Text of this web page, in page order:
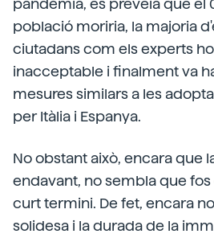
pandèmia, es preveia que el
població moriria, la majoria
ciutadans com els experts
inacceptable i finalment va
mesures similars a les
per Itàlia i Espanya.
No obstant això, encara que
endavant, no sembla que
curt termini. De fet, encara
solidesa i la durada de la